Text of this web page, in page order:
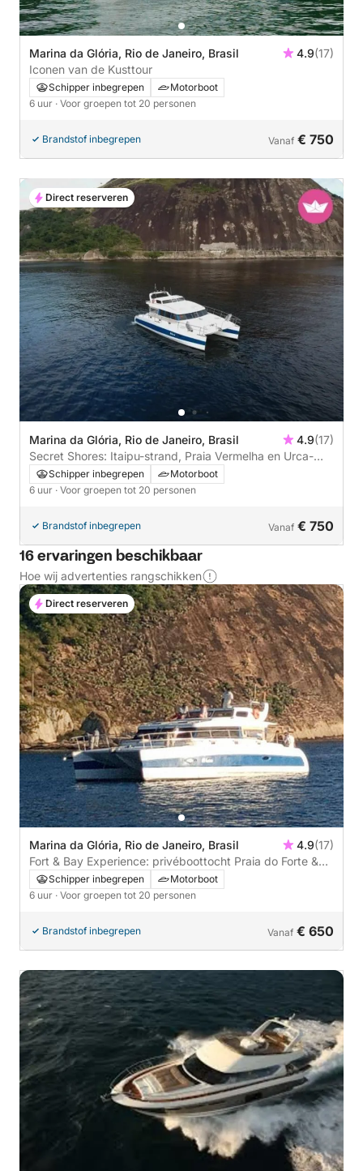
Marina da Glória, Rio de Janeiro, Brasil 4.9(17)
Iconen van de Kusttour
Schipper inbegrepen
Motorboot
6 uur · Voor groepen tot 20 personen
Brandstof inbegrepen Vanaf € 750
Marina da Glória, Rio de Janeiro, Brasil 4.9(17)
Secret Shores: Itaipu-strand, Praia Vermelha en Urca-
boottocht
Schipper inbegrepen
Motorboot
6 uur · Voor groepen tot 20 personen
Brandstof inbegrepen Vanaf € 750
Direct reserveren
16 ervaringen beschikbaar
Hoe wij advertenties rangschikken
Marina da Glória, Rio de Janeiro, Brasil 4.9(17)
Fort & Bay Experience: privéboottocht Praia do Forte &
UrcaSchipper inbegrepen
Motorboot
6 uur · Voor groepen tot 20 personen
Brandstof inbegrepen Vanaf € 650
Direct reserveren